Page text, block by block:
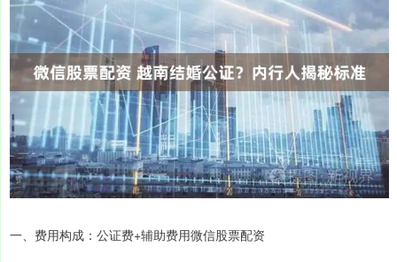
一、费用构成：公证费+辅助费用微信股票配资